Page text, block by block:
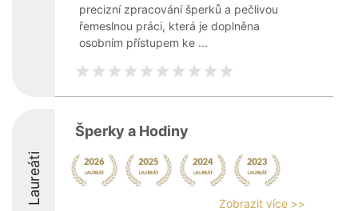
precizní zpracování šperků a pečlivou
řemeslnou práci, která je doplněna
osobním přístupem ke ...
Laureáti
Šperky a Hodiny
Zobrazit více >>